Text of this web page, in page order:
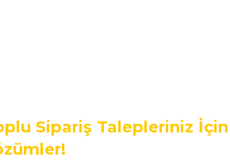
Sipariş Talepleriniz İçin